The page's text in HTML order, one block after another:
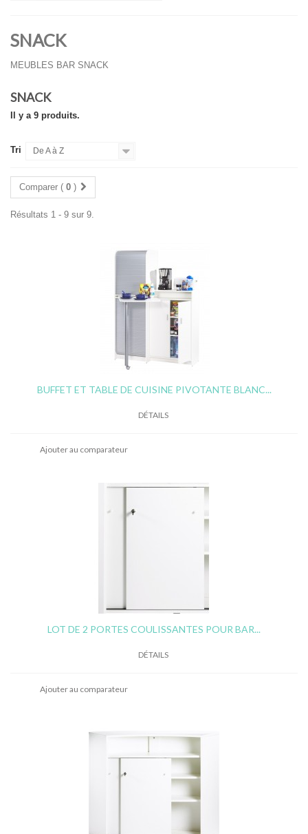
SNACK
MEUBLES BAR SNACK
SNACK
Il y a 9 produits.
Tri De A à Z
Comparer ( 0 )
Résultats 1 - 9 sur 9.
BUFFET ET TABLE DE CUISINE PIVOTANTE BLANC...
DÉTAILS
Ajouter au comparateur
LOT DE 2 PORTES COULISSANTES POUR BAR...
DÉTAILS
Ajouter au comparateur